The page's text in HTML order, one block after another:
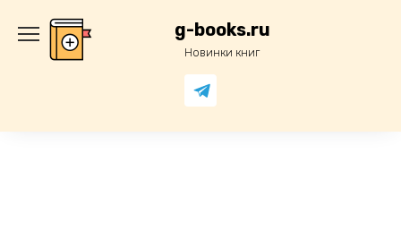
содержанию
g-books.ru
Новинки книг